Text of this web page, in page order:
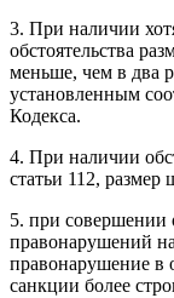
3. При наличии
обстоятельства
меньше, чем в два
установленным
Кодекса.
4. При наличии
статьи 112, размер
5. при совершении
правонарушений
правонарушение в
санкции более